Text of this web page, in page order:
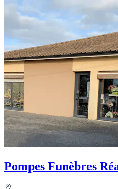
Pompes Funèbres